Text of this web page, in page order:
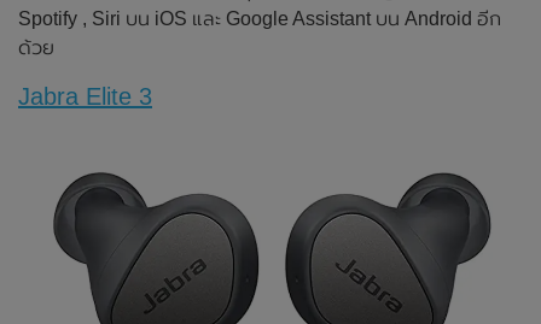
Spotify , Siri บน iOS และ Google Assistant บน Android อีก
ด้วย
Jabra Elite 3